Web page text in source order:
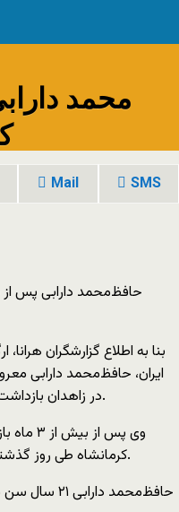
محمد
Mail SMS
بنا به اطلاع گزارشگران
ایران، حافظ‌محمد دارابی
در زاهدان بازداشت و به اداره اطلاعات کرمانشاه منتقل شد.
وی پس
کرمانشاه طی روز گذشته به زندان دیزل‌آباد کرمانشاه منتقل شد.
حافظ‌محمد